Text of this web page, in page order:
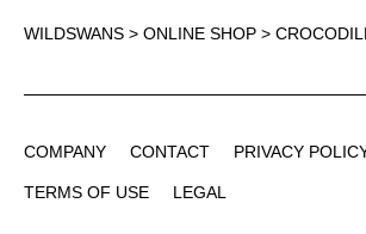
WILDSWANS > ONLINE SHOP >
COMPANY
CONTACT
PRIVACY
TERMS OF USE
LEGAL